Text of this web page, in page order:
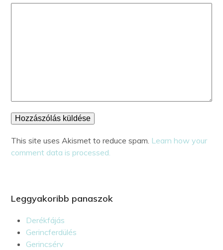
This site uses Akismet to reduce spam. Learn how your
comment data is processed.
Leggyakoribb panaszok
Derékfájás
Gerincferdülés
Gerincsérv